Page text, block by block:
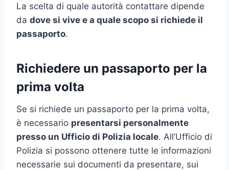
La scelta di quale autorità contattare dipende
da dove si vive e a quale scopo si richiede il
passaporto.
Richiedere un passaporto per la
prima volta
Se si richiede un passaporto per la prima volta,
è necessario presentarsi personalmente
presso un Ufficio di Polizia locale. All’Ufficio di
Polizia si possono ottenere tutte le informazioni
necessarie sui documenti da presentare, sui